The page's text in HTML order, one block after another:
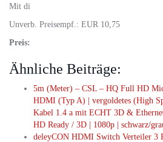
Mit di
Unverb. Preisempf.: EUR 10,75
Preis:
Ähnliche Beiträge:
5m (Meter) – CSL – HQ Full HD
HDMI (Typ A) | vergoldetes (High
Kabel 1.4 a mit ECHT 3D &
HD Ready / 3D | 1080p | schwarz/
deleyCON HDMI Switch Verteiler 3